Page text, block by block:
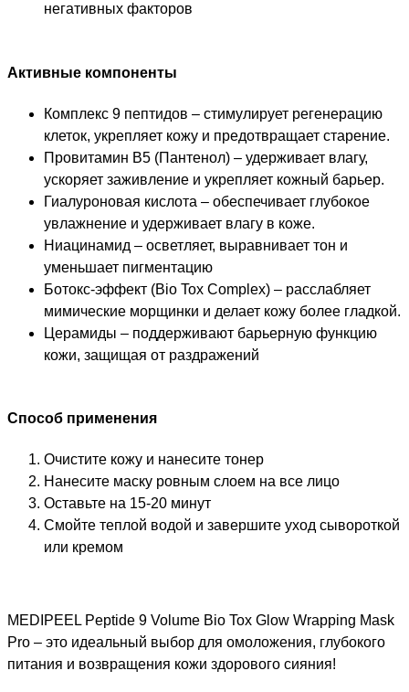
негативных факторов
Активные компоненты
Комплекс 9 пептидов – стимулирует регенерацию
клеток, укрепляет кожу и предотвращает старение.
Провитамин B5 (Пантенол) – удерживает влагу,
ускоряет заживление и укрепляет кожный барьер.
Гиалуроновая кислота – обеспечивает глубокое
увлажнение и удерживает влагу в коже.
Ниацинамид – осветляет, выравнивает тон и
уменьшает пигментацию
Ботокс-эффект (Bio Tox Complex) – расслабляет
мимические морщинки и делает кожу более гладкой.
Церамиды – поддерживают барьерную функцию
кожи, защищая от раздражений
Способ применения
Очистите кожу и нанесите тонер
Нанесите маску ровным слоем на все лицо
Оставьте на 15-20 минут
Смойте теплой водой и завершите уход сывороткой
или кремом
MEDIPEEL Peptide 9 Volume Bio Tox Glow Wrapping Mask
Pro – это идеальный выбор для омоложения, глубокого
питания и возвращения кожи здорового сияния!